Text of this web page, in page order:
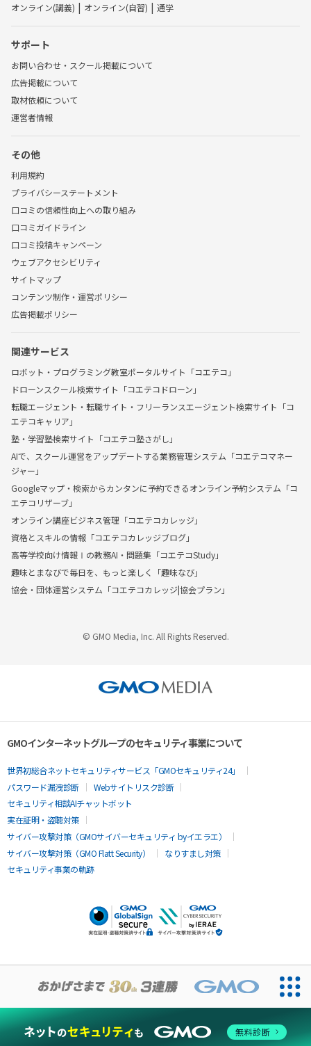
オンライン(講義) オンライン(自習) 通学
サポート
お問い合わせ・スクール掲載について
広告掲載について
取材依頼について
運営者情報
その他
利用規約
プライバシーステートメント
口コミの信頼性向上への取り組み
口コミガイドライン
口コミ投稿キャンペーン
ウェブアクセシビリティ
サイトマップ
コンテンツ制作・運営ポリシー
広告掲載ポリシー
関連サービス
ロボット・プログラミング教室ポータルサイト「コエテコ」
ドローンスクール検索サイト「コエテコドローン」
転職エージェント・転職サイト・フリーランスエージェント検索サイト「コ
エテコキャリア」
塾・学習塾検索サイト「コエテコ塾さがし」
AIで、スクール運営をアップデートする業務管理システム「コエテコマネー
ジャー」
Googleマップ・検索からカンタンに予約できるオンライン予約システム「コ
エテコリザーブ」
オンライン講座ビジネス管理「コエテコカレッジ」
資格とスキルの情報「コエテコカレッジブログ」
高等学校向け情報Ⅰの教務AI・問題集「コエテコStudy」
趣味とまなびで毎日を、もっと楽しく「趣味なび」
協会・団体運営システム「コエテコカレッジ|協会プラン」
© GMO Media, Inc. All Rights Reserved.
GMOインターネットグループのセキュリティ事業について
世界初総合ネットセキュリティサービス「GMOセキュリティ24」
パスワード漏洩診断
Webサイトリスク診断
セキュリティ相談AIチャットボット
実在証明・盗聴対策
サイバー攻撃対策（GMOサイバーセキュリティ byイエラエ）
サイバー攻撃対策（GMO Flatt Security）
なりすまし対策
セキュリティ事業の軌跡
無料診断